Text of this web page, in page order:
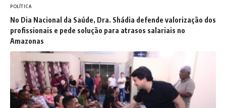
POLÍTICA
No Dia Nacional da Saúde, Dra. Shádia defende valorização dos
profissionais e pede solução para atrasos salariais no
Amazonas